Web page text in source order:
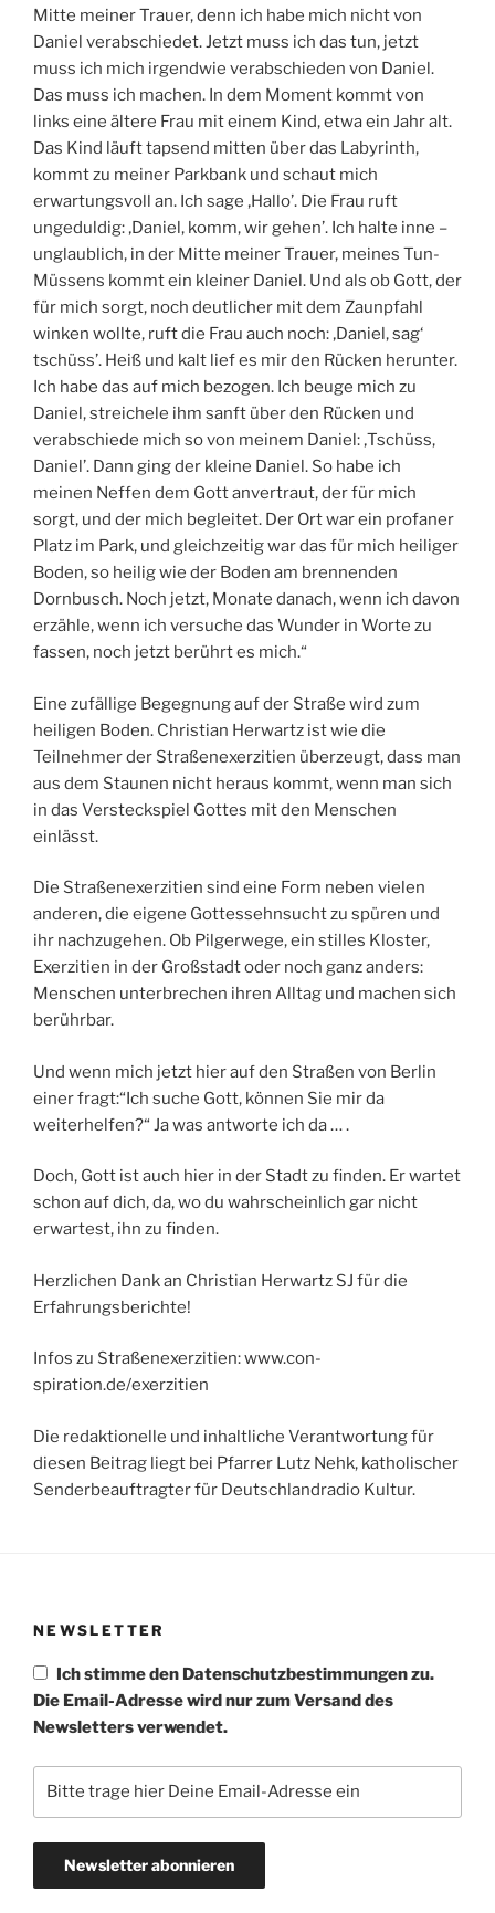
Mitte meiner Trauer, denn ich habe mich nicht von
Daniel verabschiedet. Jetzt muss ich das tun, jetzt
muss ich mich irgendwie verabschieden von Daniel.
Das muss ich machen. In dem Moment kommt von
links eine ältere Frau mit einem Kind, etwa ein Jahr alt.
Das Kind läuft tapsend mitten über das Labyrinth,
kommt zu meiner Parkbank und schaut mich
erwartungsvoll an. Ich sage ‚Hallo’. Die Frau ruft
ungeduldig: ‚Daniel, komm, wir gehen’. Ich halte inne –
unglaublich, in der Mitte meiner Trauer, meines Tun-
Müssens kommt ein kleiner Daniel. Und als ob Gott, der
für mich sorgt, noch deutlicher mit dem Zaunpfahl
winken wollte, ruft die Frau auch noch: ‚Daniel, sag‘
tschüss’. Heiß und kalt lief es mir den Rücken herunter.
Ich habe das auf mich bezogen. Ich beuge mich zu
Daniel, streichele ihm sanft über den Rücken und
verabschiede mich so von meinem Daniel: ‚Tschüss,
Daniel’. Dann ging der kleine Daniel. So habe ich
meinen Neffen dem Gott anvertraut, der für mich
sorgt, und der mich begleitet. Der Ort war ein profaner
Platz im Park, und gleichzeitig war das für mich heiliger
Boden, so heilig wie der Boden am brennenden
Dornbusch. Noch jetzt, Monate danach, wenn ich davon
erzähle, wenn ich versuche das Wunder in Worte zu
fassen, noch jetzt berührt es mich.“
Eine zufällige Begegnung auf der Straße wird zum
heiligen Boden. Christian Herwartz ist wie die
Teilnehmer der Straßenexerzitien überzeugt, dass man
aus dem Staunen nicht heraus kommt, wenn man sich
in das Versteckspiel Gottes mit den Menschen
einlässt.
Die Straßenexerzitien sind eine Form neben vielen
anderen, die eigene Gottessehnsucht zu spüren und
ihr nachzugehen. Ob Pilgerwege, ein stilles Kloster,
Exerzitien in der Großstadt oder noch ganz anders:
Menschen unterbrechen ihren Alltag und machen sich
berührbar.
Und wenn mich jetzt hier auf den Straßen von Berlin
einer fragt:“Ich suche Gott, können Sie mir da
weiterhelfen?“ Ja was antworte ich da … .
Doch, Gott ist auch hier in der Stadt zu finden. Er wartet
schon auf dich, da, wo du wahrscheinlich gar nicht
erwartest, ihn zu finden.
Herzlichen Dank an Christian Herwartz SJ für die
Erfahrungsberichte!
Infos zu Straßenexerzitien: www.con-
spiration.de/exerzitien
Die redaktionelle und inhaltliche Verantwortung für
diesen Beitrag liegt bei Pfarrer Lutz Nehk, katholischer
Senderbeauftragter für Deutschlandradio Kultur.
NEWSLETTER
Ich stimme den Datenschutzbestimmungen zu.
Die Email-Adresse wird nur zum Versand des
Newsletters verwendet.